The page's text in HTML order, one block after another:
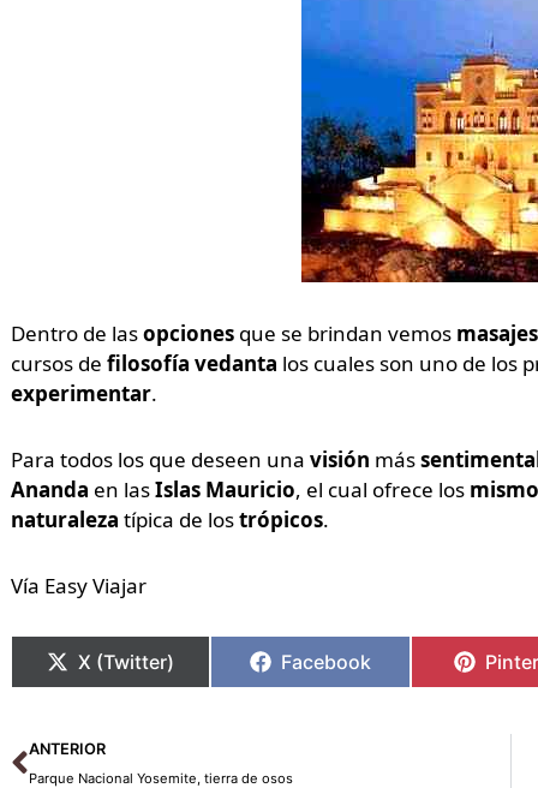
Dentro de lasopciones que se brindan vemos
cursos de filosofía vedanta los cuales son uno de los
experimentar.
Para todos los que deseen una visión más
Ananda en lasIslas Mauricio, el cual ofrece los
naturaleza típica de lostrópicos.
Vía Easy Viajar
X (Twitter) Facebook
Ant
ANTERIOR
Parque Nacional Yosemite, tierra de osos